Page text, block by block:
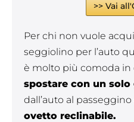
>> Vai
Per chi non vuole
seggiolino per l’auto
è molto più comoda
spostare con un solo
dall’auto al passeggino
ovetto reclinabile.